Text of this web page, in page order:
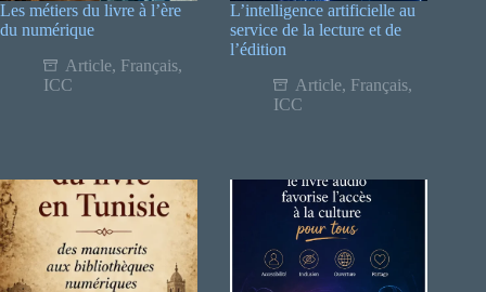
Les métiers du livre à l’ère
du numérique
Article, Français,
ICC
L’intelligence artificielle au
service de la lecture et de
l’édition
Article, Français,
ICC